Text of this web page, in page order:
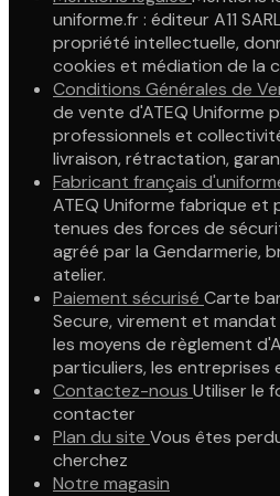
uniforme.fr : éditeur A11
propriété intellectuelle,
cookies et médiation de la
Conditions Générales de
de vente d'ATEQ Uniforme
professionnels et
livraison, rétractation,
Fabricant français
ATEQ Uniforme fabrique et
tenues des forces de
agréé par la Gendarmerie,
atelier.
Paiement sécurisé Carte
Secure, virement et
les moyens de règlement
particuliers, les entreprises
Contactez-nous Utiliser le
contacter
Plan du site Vous êtes
cherchez
Notre magasin